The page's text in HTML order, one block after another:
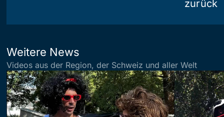
zurück
Weitere News
Videos aus der Region, der Schweiz und aller Welt